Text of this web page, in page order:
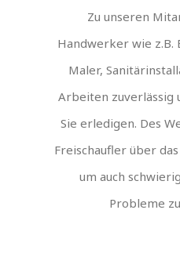
Zu unseren
Handwerker wie z.B.
Maler,
Arbeiten zuverlässig
Sie erledigen. Des
Freischaufler über
um auch
Probleme